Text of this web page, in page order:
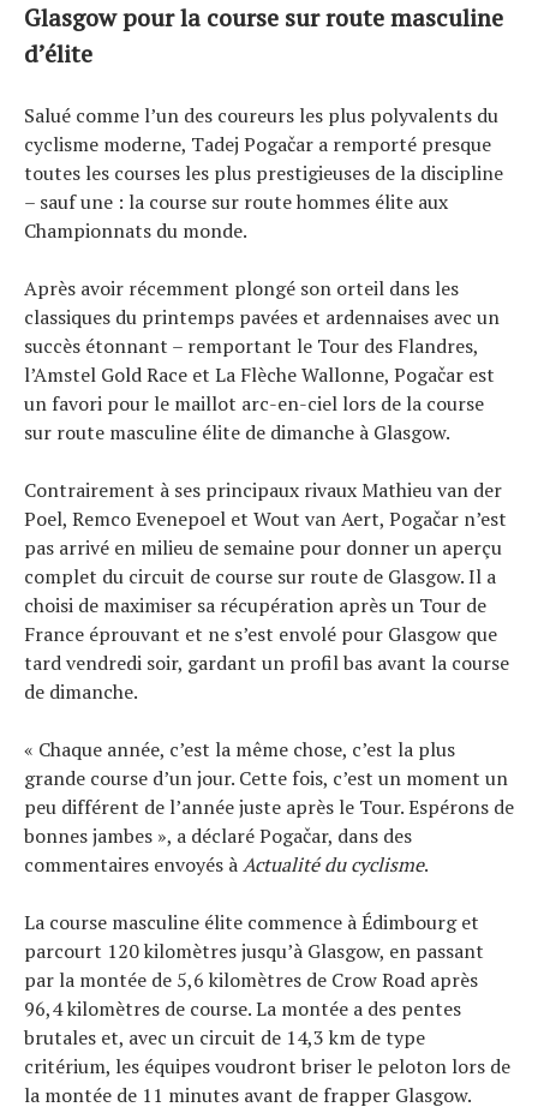
Glasgow pour la course sur route masculine
d’élite
Salué comme l’un des coureurs les plus polyvalents du
cyclisme moderne, Tadej Pogačar a remporté presque
toutes les courses les plus prestigieuses de la discipline
– sauf une : la course sur route hommes élite aux
Championnats du monde.
Après avoir récemment plongé son orteil dans les
classiques du printemps pavées et ardennaises avec un
succès étonnant – remportant le Tour des Flandres,
l’Amstel Gold Race et La Flèche Wallonne, Pogačar est
un favori pour le maillot arc-en-ciel lors de la course
sur route masculine élite de dimanche à Glasgow.
Contrairement à ses principaux rivaux Mathieu van der
Poel, Remco Evenepoel et Wout van Aert, Pogačar n’est
pas arrivé en milieu de semaine pour donner un aperçu
complet du circuit de course sur route de Glasgow. Il a
choisi de maximiser sa récupération après un Tour de
France éprouvant et ne s’est envolé pour Glasgow que
tard vendredi soir, gardant un profil bas avant la course
de dimanche.
« Chaque année, c’est la même chose, c’est la plus
grande course d’un jour. Cette fois, c’est un moment un
peu différent de l’année juste après le Tour. Espérons de
bonnes jambes », a déclaré Pogačar, dans des
commentaires envoyés àActualité du cyclisme.
La course masculine élite commence à Édimbourg et
parcourt 120 kilomètres jusqu’à Glasgow, en passant
par la montée de 5,6 kilomètres de Crow Road après
96,4 kilomètres de course. La montée a des pentes
brutales et, avec un circuit de 14,3 km de type
critérium, les équipes voudront briser le peloton lors de
la montée de 11 minutes avant de frapper Glasgow.